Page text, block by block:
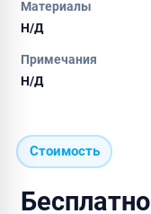
Материалы
Н/Д
Примечания
Н/Д
Стоимость
Бесплатно